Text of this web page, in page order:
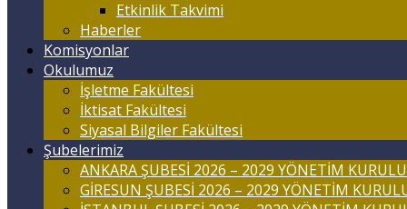
Etkinlik Takvimi
Haberler
Komisyonlar
Okulumuz
İşletme Fakültesi
İktisat Fakültesi
Siyasal Bilgiler Fakültesi
Şubelerimiz
ANKARA ŞUBESİ 2026 – 2029 YÖNETİM KURULU
GİRESUN ŞUBESİ 2026 – 2029 YÖNETİM